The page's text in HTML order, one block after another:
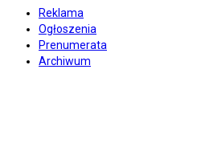
Reklama
Ogłoszenia
Prenumerata
Archiwum